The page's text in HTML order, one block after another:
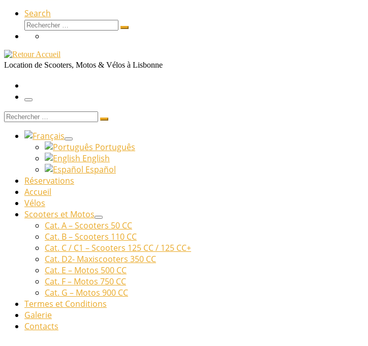
Search
Rechercher
Rechercher
Location de Scooters, Motos & Vélos à Lisbonne
Menu
Rechercher
Rechercher
Português
English
Español
Réservations
Accueil
Vélos
Scooters et Motos
Cat. A – Scooters 50 CC
Cat. B – Scooters 110 CC
Cat. C / C1 – Scooters 125 CC / 125 CC+
Cat. D2- Maxiscooters 350 CC
Cat. E – Motos 500 CC
Cat. F – Motos 750 CC
Cat. G – Motos 900 CC
Termes et Conditions
Galerie
Contacts